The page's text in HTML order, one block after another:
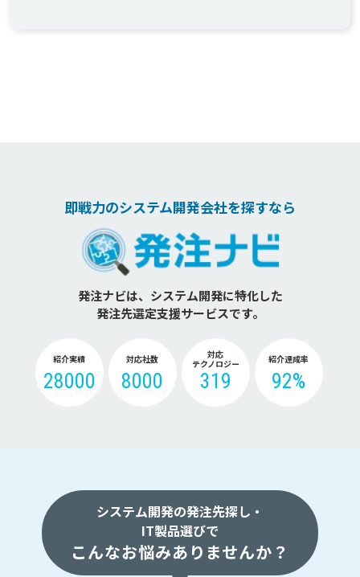
即戦力のシステム開発会社を探すなら
発注ナビは、システム開発に特化した
発注先選定支援サービスです。
紹介実績
28000
対応社数
8000
対応
テクノロジー
319
紹介達成率
92%
システム開発の発注先探し・
IT製品選びで
こんなお悩みありませんか？